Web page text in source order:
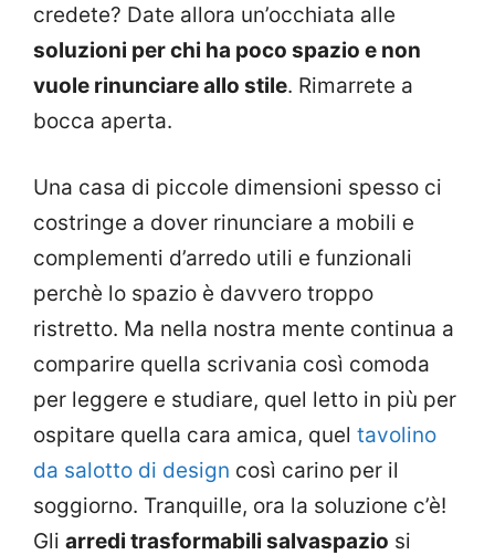
credete? Date allora un’occhiata alle
soluzioni per chi ha poco spazio e non
vuole rinunciare allo stile. Rimarrete a
bocca aperta.
Una casa di piccole dimensioni spesso ci
costringe a dover rinunciare a mobili e
complementi d’arredo utili e funzionali
perchè lo spazio è davvero troppo
ristretto. Ma nella nostra mente continua a
comparire quella scrivania così comoda
per leggere e studiare, quel letto in più per
ospitare quella cara amica, quel tavolino
da salotto di design così carino per il
soggiorno. Tranquille, ora la soluzione c’è!
Gli arredi trasformabili salvaspazio si